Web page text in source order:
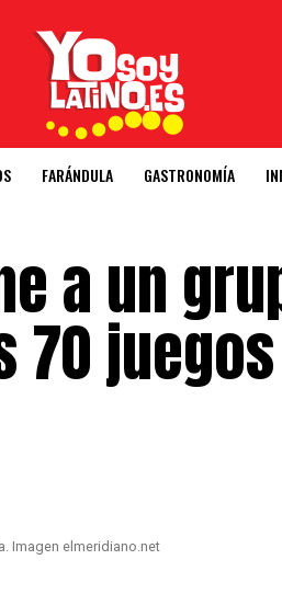
FARÁNDULA GASTRONOMÍA
a un
Imagen elmeridiano.net